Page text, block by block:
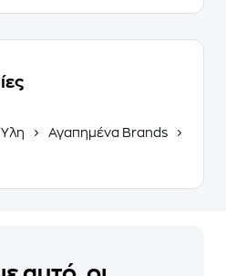
Ύλη
Αγαπημένα Brands